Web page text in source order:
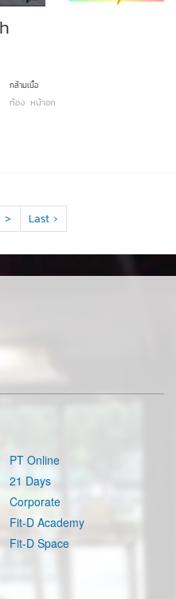
กล้ามเนื้อ
ท้อง หน้าอก
> Last ›
PT Online
21 Days
Corporate
Fit-D Academy
Fit-D Space